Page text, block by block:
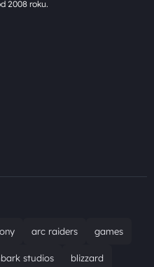
2008 roku.
arc raiders games
studios blizzard